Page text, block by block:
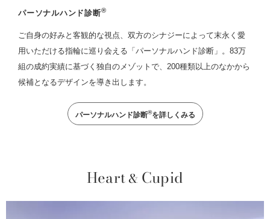
パーソナルハンド診断®
ご自身の好みと客観的な視点、双方のシナジーによって末永く愛
用いただける指輪に巡り会える「パーソナルハンド診断」。83万
組の成約実績に基づく独自のメゾットで、200種類以上のなかから
候補となるデザインを導き出します。
パーソナルハンド診断®を詳しくみる
Heart& Cupid